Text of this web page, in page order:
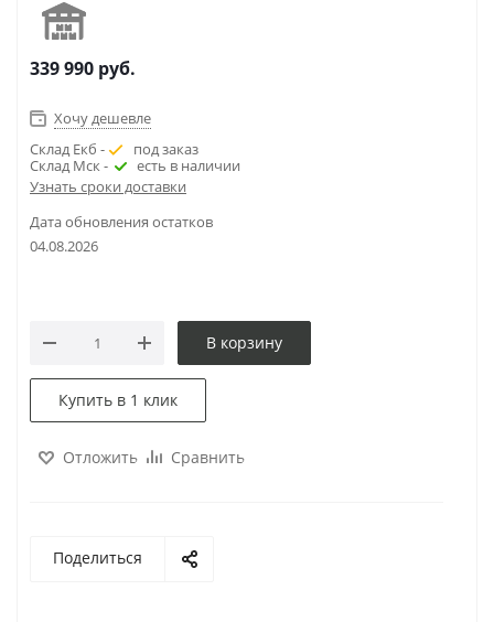
339 990 руб.
Хочу дешевле
Склад Екб -
под заказ
Склад Мск -
есть в наличии
Узнать сроки доставки
Дата обновления остатков
04.08.2026
В корзину
Купить в 1 клик
Отложить Сравнить
Поделиться